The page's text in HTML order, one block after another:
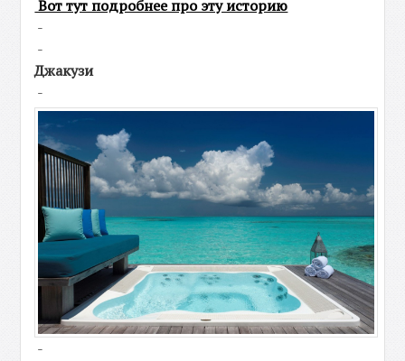
Вот тут подробнее про эту историю
-
-
Джакузи
-
-